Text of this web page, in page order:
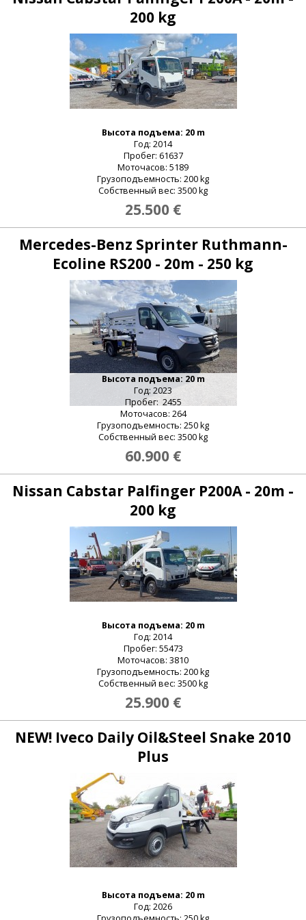
200 kg
Высота подъема: 20 m
Год: 2014
Пробег: 61637
Моточасов: 5189
Грузоподъемность: 200 kg
Собственный вес: 3500 kg
25.500 €
Mercedes-Benz Sprinter Ruthmann-
Ecoline RS200 - 20m - 250 kg
Высота подъема: 20 m
Год: 2023
Пробег: 2455
Моточасов: 264
Грузоподъемность: 250 kg
Собственный вес: 3500 kg
60.900 €
Nissan Cabstar Palfinger P200A - 20m -
200 kg
Высота подъема: 20 m
Год: 2014
Пробег: 55473
Моточасов: 3810
Грузоподъемность: 200 kg
Собственный вес: 3500 kg
25.900 €
NEW! Iveco Daily Oil&Steel Snake 2010
Plus
Высота подъема: 20 m
Год: 2026